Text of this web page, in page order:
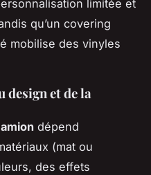
limitée et
qu’un covering
mobilise des vinyles
design et de la
dépend
(mat ou
des effets